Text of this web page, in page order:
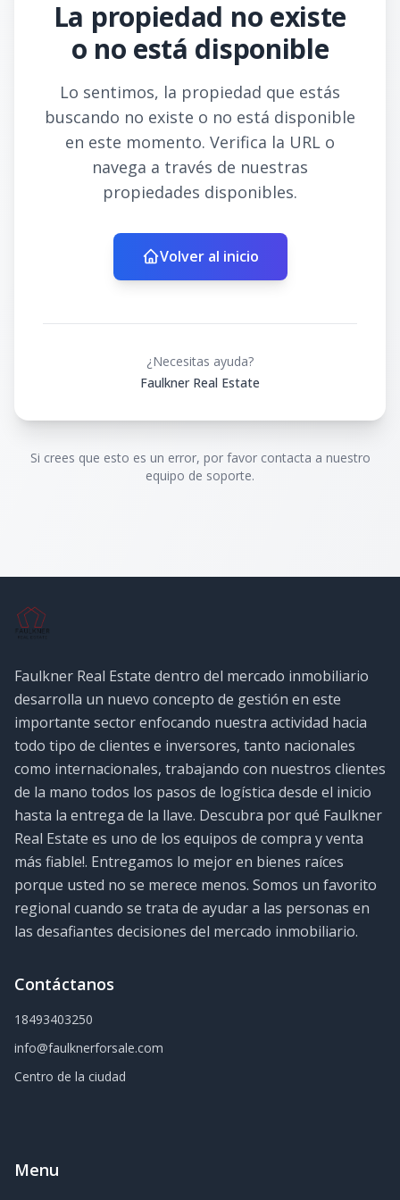
La propiedad no existe
o no está disponible
Lo sentimos, la propiedad que estás
buscando no existe o no está disponible
en este momento. Verifica la URL o
navega a través de nuestras
propiedades disponibles.
Volver al inicio
¿Necesitas ayuda?
Faulkner Real Estate
Si crees que esto es un error, por favor contacta a nuestro
equipo de soporte.
Faulkner Real Estate dentro del mercado inmobiliario
desarrolla un nuevo concepto de gestión en este
importante sector enfocando nuestra actividad hacia
todo tipo de clientes e inversores, tanto nacionales
como internacionales, trabajando con nuestros clientes
de la mano todos los pasos de logística desde el inicio
hasta la entrega de la llave. Descubra por qué Faulkner
Real Estate es uno de los equipos de compra y venta
más fiable!. Entregamos lo mejor en bienes raíces
porque usted no se merece menos. Somos un favorito
regional cuando se trata de ayudar a las personas en
las desafiantes decisiones del mercado inmobiliario.
Contáctanos
18493403250
info@faulknerforsale.com
Centro de la ciudad
Menu